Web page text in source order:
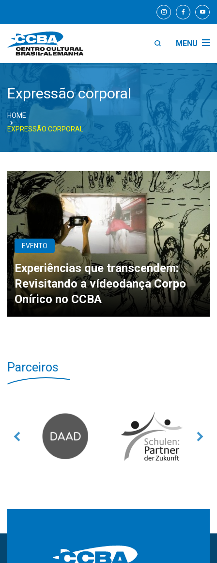
MENU
Expressão corporal
HOME
EXPRESSÃO CORPORAL
EVENTO
Experiências que transcendem:
Revisitando a vídeodança Corpo
Onírico no CCBA
Parceiros